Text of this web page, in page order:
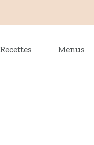
Recettes Menus